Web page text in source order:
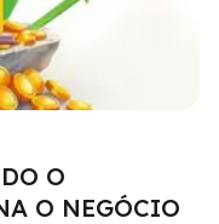
O
O NEGÓCIO